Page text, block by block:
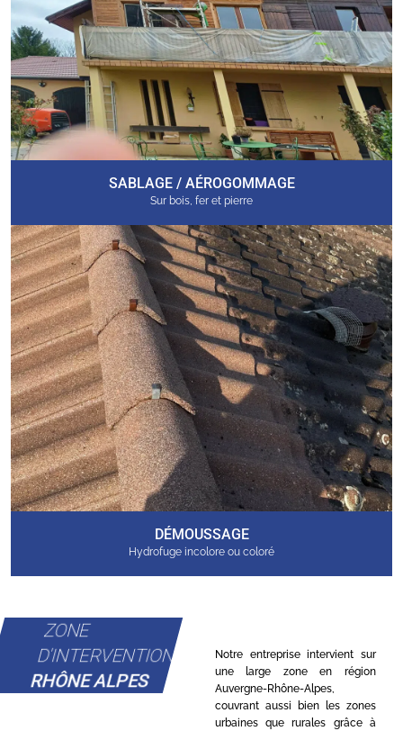
SABLAGE / AÉROGOMMAGE
Sur bois, fer et pierre
DÉMOUSSAGE
Hydrofuge incolore ou coloré
ZONE
D'INTERVENTION
RHÔNE ALPES
Notre entreprise intervient sur
une large zone en région
Auvergne-Rhône-Alpes,
couvrant aussi bien les zones
urbaines que rurales grâce à